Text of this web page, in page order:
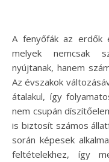
A fenyőfák az erdők és parkok elengedhetetlen részei,
melyek nemcsak
nyújtanak, hanem
Az évszakok
átalakul, így
nem csupán
is biztosít számos
során képesek
feltételekhez, így